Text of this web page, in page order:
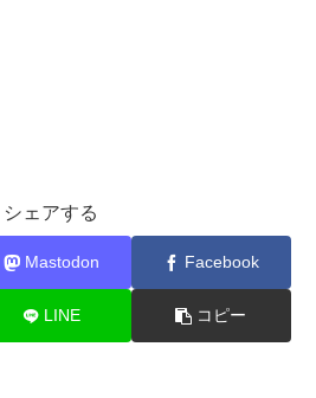
シェアする
Mastodon Facebook
LINE コピー